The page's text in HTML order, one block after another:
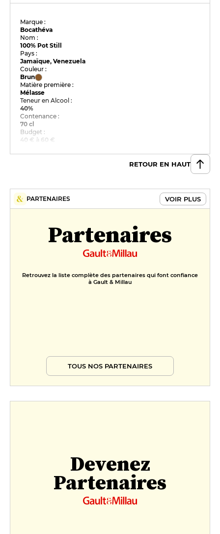
Marque :
Bocathéva
Nom :
100% Pot Still
Pays :
Jamaïque, Venezuela
Couleur :
Brun
Matière première :
Mélasse
Teneur en Alcool :
40%
Contenance :
70 cl
Budget :
40 € à 60 €
RETOUR EN HAUT
PARTENAIRES VOIR PLUS
Partenaires
Retrouvez la liste complète des partenaires qui font confiance
à Gault & Millau
TOUS NOS PARTENAIRES
Devenez
Partenaires